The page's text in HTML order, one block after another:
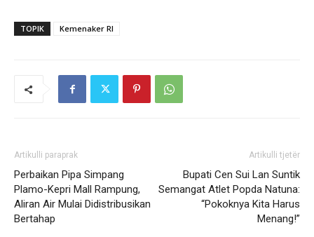
TOPIK Kemenaker RI
Artikulli paraprak
Perbaikan Pipa Simpang
Plamo-Kepri Mall Rampung,
Aliran Air Mulai Didistribusikan
Bertahap
Artikulli tjetër
Bupati Cen Sui Lan Suntik
Semangat Atlet Popda Natuna:
“Pokoknya Kita Harus
Menang!”